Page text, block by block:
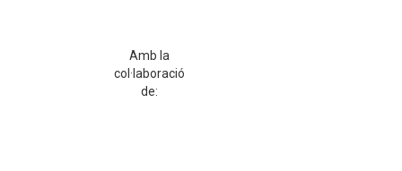
Amb la
col·laboració
de: